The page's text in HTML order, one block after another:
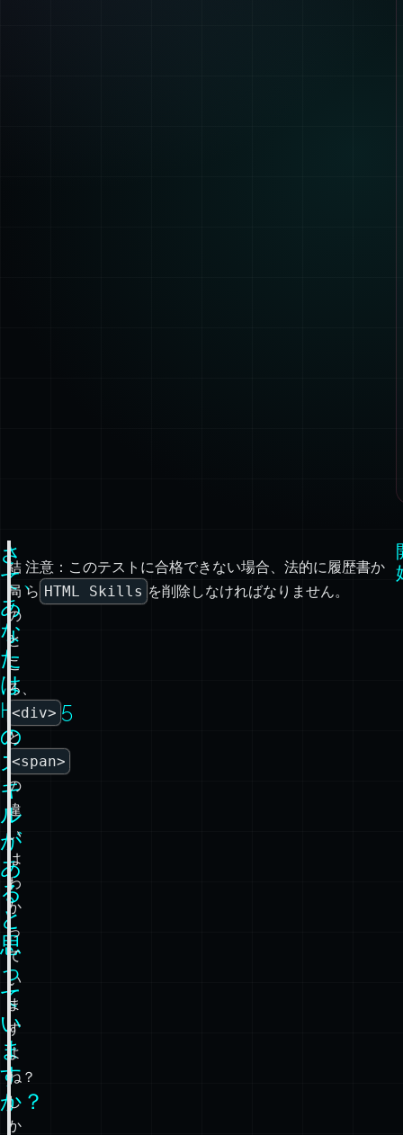
さ
て、
あ
な
た
は
HTML5
の
ス
キ
ル
が
あ
る
と
思
っ
て
い
ま
す
か？
結
局
の
と
こ
ろ、
<div>
と
<span>
の
違
い
は
わ
か
っ
て
い
ま
す
よ
ね？
し
か
注意：このテストに合格できない場合、法的に履歴書か
ら HTML Skills を削除しなければなりません。